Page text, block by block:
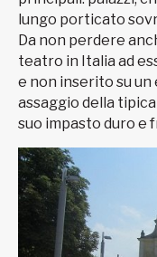
lungo porticato
Da non perdere
teatro in Italia ad
e non inserito su
assaggio della
suo impasto duro e